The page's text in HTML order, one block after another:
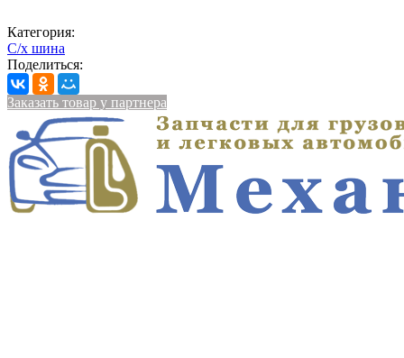
Категория:
С/х шина
Поделиться:
Заказать товар у партнера